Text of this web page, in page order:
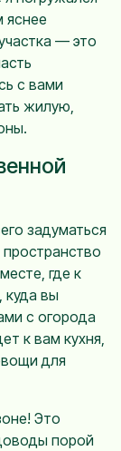
яснее
— это
с вами
жилую,
задуматься
где к
куда вы
с огорода
к вам кухня,
для
Это
порой